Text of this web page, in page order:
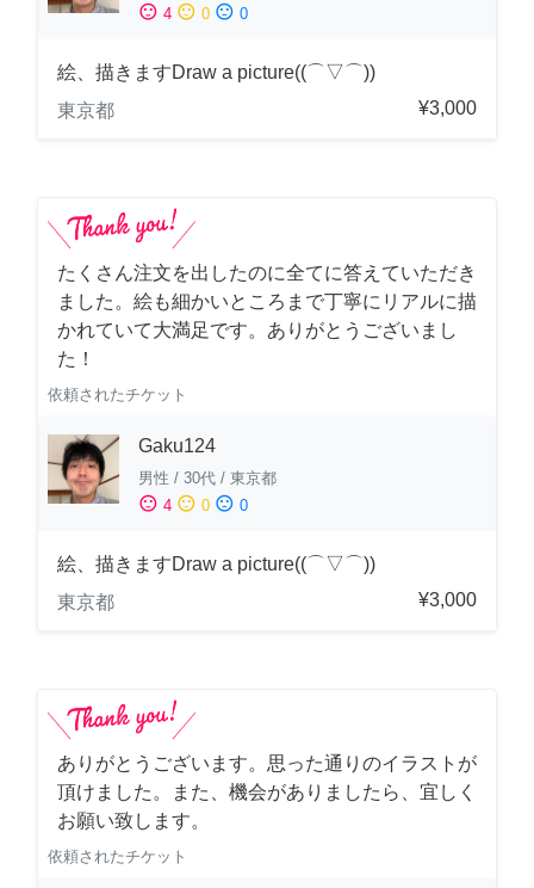
sentiment_satisfied 4 sentiment_neutral 0 sentiment_dissatisfied 0
絵、描きますDraw a picture((⌒▽⌒))
東京都
¥3,000
たくさん注文を出したのに全てに答えていただき
ました。絵も細かいところまで丁寧にリアルに描
かれていて大満足です。ありがとうございまし
た！
依頼されたチケット
Gaku124
男性 / 30代 / 東京都
sentiment_satisfied 4 sentiment_neutral 0 sentiment_dissatisfied 0
絵、描きますDraw a picture((⌒▽⌒))
東京都
¥3,000
ありがとうございます。思った通りのイラストが
頂けました。また、機会がありましたら、宜しく
お願い致します。
依頼されたチケット